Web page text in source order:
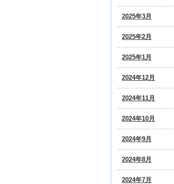
2025年3月
2025年2月
2025年1月
2024年12月
2024年11月
2024年10月
2024年9月
2024年8月
2024年7月